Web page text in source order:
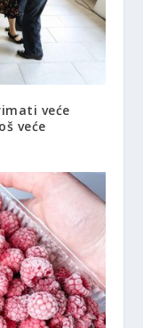
veće
veće